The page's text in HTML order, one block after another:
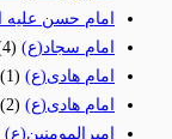
امام حسن علیه
امام سجاد(ع) (4)
امام هادی(ع) (1)
امام هادی(ع) (2)
امیرالمومنین(ع)